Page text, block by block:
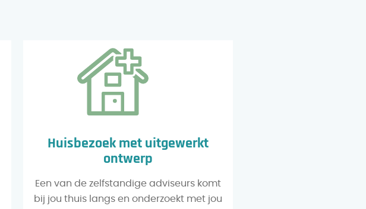
Huisbezoek met uitgewerkt
ontwerp
Een van de zelfstandige adviseurs komt
bij jou thuis langs en onderzoekt met jou